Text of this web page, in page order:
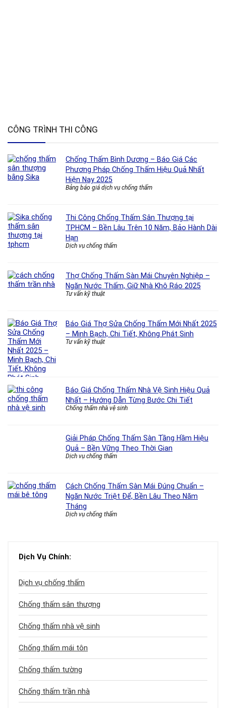
CÔNG TRÌNH THI CÔNG
Chống Thấm Bình Dương – Báo Giá Các
Phương Pháp Chống Thấm Hiệu Quả Nhất
Hiện Nay 2025
Bảng báo giá dịch vụ chống thấm
Thi Công Chống Thấm Sân Thượng tại
TPHCM – Bền Lâu Trên 10 Năm, Bảo Hành Dài
Hạn
Dịch vụ chống thấm
Thợ Chống Thấm Sàn Mái Chuyên Nghiệp –
Ngăn Nước Thấm, Giữ Nhà Khô Ráo 2025
Tư vấn kỹ thuật
Báo Giá Thợ Sửa Chống Thấm Mới Nhất 2025
– Minh Bạch, Chi Tiết, Không Phát Sinh
Tư vấn kỹ thuật
Báo Giá Chống Thấm Nhà Vệ Sinh Hiệu Quả
Nhất – Hướng Dẫn Từng Bước Chi Tiết
Chống thấm nhà vệ sinh
Giải Pháp Chống Thấm Sàn Tầng Hầm Hiệu
Quả – Bền Vững Theo Thời Gian
Dịch vụ chống thấm
Cách Chống Thấm Sàn Mái Đúng Chuẩn –
Ngăn Nước Triệt Để, Bền Lâu Theo Năm
Tháng
Dịch vụ chống thấm
Dịch Vụ Chính:
Dịch vụ chống thấm
Chống thấm sân thượng
Chống thấm nhà vệ sinh
Chống thấm mái tôn
Chống thấm tường
Chống thấm trần nhà